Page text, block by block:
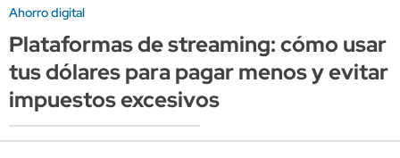
Ahorro digital
Plataformas de streaming: cómo usar
tus dólares para pagar menos y evitar
impuestos excesivos